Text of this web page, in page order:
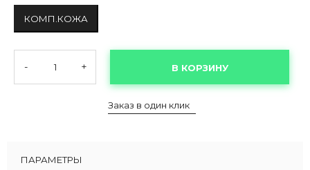
КОМП.КОЖА
- + В КОРЗИНУ
Заказ в один клик
ПАРАМЕТРЫ